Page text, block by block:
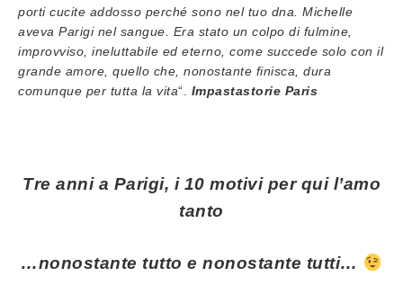
porti cucite addosso perché sono nel tuo dna. Michelle
aveva Parigi nel sangue. Era stato un colpo di fulmine,
improvviso, ineluttabile ed eterno, come succede solo con il
grande amore, quello che, nonostante finisca, dura
comunque per tutta la vita“. Impastastorie Paris
Tre anni a Parigi, i 10 motivi per qui l’amo
tanto
…nonostante tutto e nonostante tutti…